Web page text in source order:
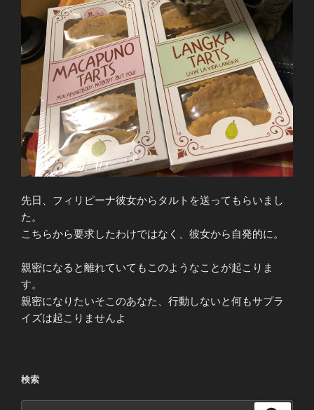
先日、フィリピーナ彼女からタルトを送ってもらいまし
た。
こちらから要求したわけではなく、彼女から自発的に。
親密になると離れていてもこのようなことが起こりま
す。
親密になりたいそこのあなた、行動しないと何もサプラ
イズは起こりませんよ
検索